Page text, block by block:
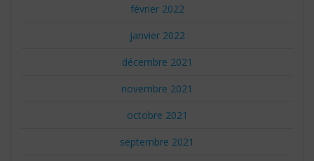
février 2022
janvier 2022
décembre 2021
novembre 2021
octobre 2021
septembre 2021